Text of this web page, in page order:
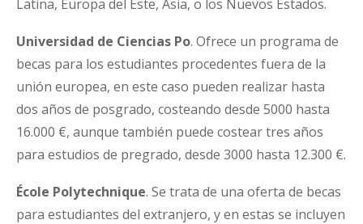
Latina, Europa del Este, Asia, o los Nuevos Estados.
Universidad de Ciencias Po. Ofrece un programa de
becas para los estudiantes procedentes fuera de la
unión europea, en este caso pueden realizar hasta
dos años de posgrado, costeando desde 5000 hasta
16.000 €, aunque también puede costear tres años
para estudios de pregrado, desde 3000 hasta 12.300 €.
École Polytechnique. Se trata de una oferta de becas
para estudiantes del extranjero, y en estas se incluyen